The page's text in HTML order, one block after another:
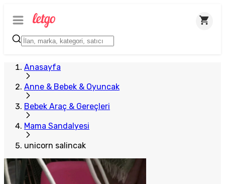
Anasayfa
Anne & Bebek & Oyuncak
Bebek Araç & Gereçleri
Mama Sandalyesi
unicorn salincak